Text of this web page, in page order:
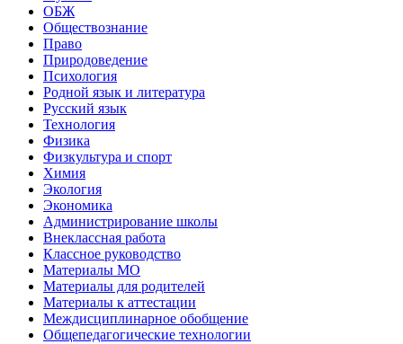
ОБЖ
Обществознание
Право
Природоведение
Психология
Родной язык и литература
Русский язык
Технология
Физика
Физкультура и спорт
Химия
Экология
Экономика
Администрирование школы
Внеклассная работа
Классное руководство
Материалы МО
Материалы для родителей
Материалы к аттестации
Междисциплинарное обобщение
Общепедагогические технологии